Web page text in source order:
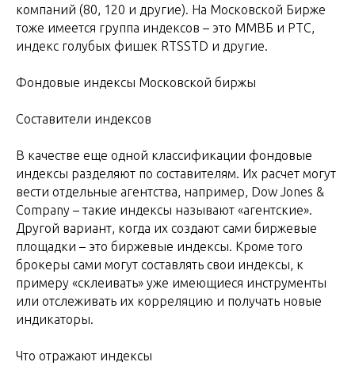
компаний (80, 120 и другие). На Московской Бирже
тоже имеется группа индексов – это ММВБ и РТС,
индекс голубых фишек RTSSTD и другие.
Фондовые индексы Московской биржы
Составители индексов
В качестве еще одной классификации фондовые
индексы разделяют по составителям. Их расчет могут
вести отдельные агентства, например, Dow Jones &
Company – такие индексы называют «агентские».
Другой вариант, когда их создают сами биржевые
площадки – это биржевые индексы. Кроме того
брокеры сами могут составлять свои индексы, к
примеру «склеивать» уже имеющиеся инструменты
или отслеживать их корреляцию и получать новые
индикаторы.
Что отражают индексы